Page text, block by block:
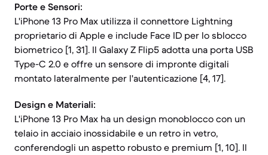
Porte e Sensori:
L'iPhone 13 Pro Max utilizza il connettore Lightning
proprietario di Apple e include Face ID per lo sblocco
biometrico [1, 31]. Il Galaxy Z Flip5 adotta una porta USB
Type-C 2.0 e offre un sensore di impronte digitali
montato lateralmente per l'autenticazione [4, 17].
Design e Materiali:
L'iPhone 13 Pro Max ha un design monoblocco con un
telaio in acciaio inossidabile e un retro in vetro,
conferendogli un aspetto robusto e premium [1, 10]. Il